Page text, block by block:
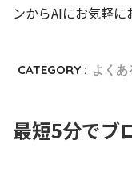
ンからAIにお気軽に
CATEGORY : よくあ
最短5分でブ